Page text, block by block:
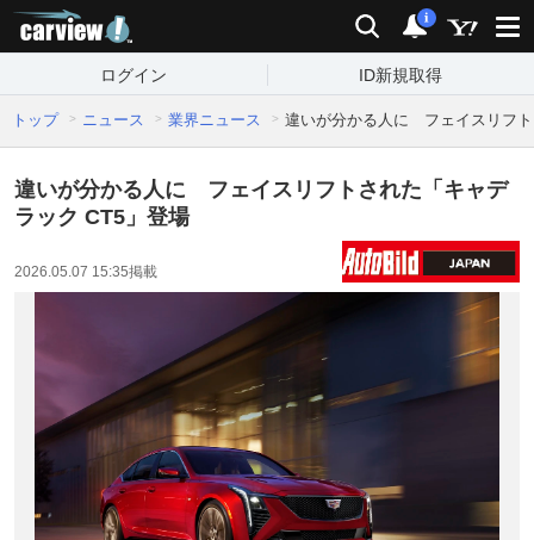
検索 通知
i
ログイン ID新規取得
トップ ニュース 業界ニュース 違いが分かる人に フェイスリフ
違いが分かる人に フェイスリフトされた「キャデ
ラック CT5」登場
2026.05.07 15:35掲載